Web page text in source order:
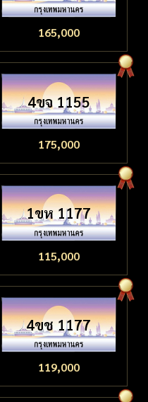
165,000
4ขจ 1155
175,000
1ขห 1177
115,000
4ขช 1177
119,000